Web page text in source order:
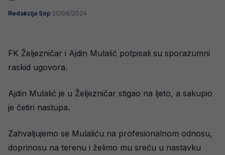
Redakcija Sop·20/06/2024
FK Željezničar i Ajdin Mulalić potpisali su sporazumni
raskid ugovora.
Ajdin Mulalić je u Željezničar stigao na ljeto, a sakupio
je četiri nastupa.
Zahvaljujemo se Mulaliću na profesionalnom odnosu,
doprinosu na terenu i želimo mu sreću u nastavku